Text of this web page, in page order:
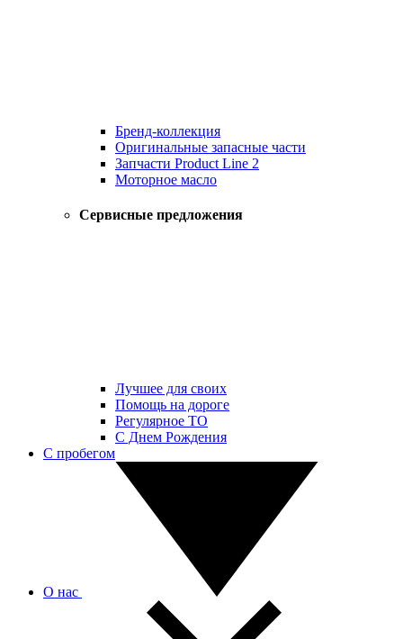
Бренд-коллекция
Оригинальные запасные части
Запчасти Product Line 2
Моторное масло
Сервисные предложения
Лучшее для своих
Помощь на дороге
Регулярное ТО
С Днем Рождения
С пробегом
О нас